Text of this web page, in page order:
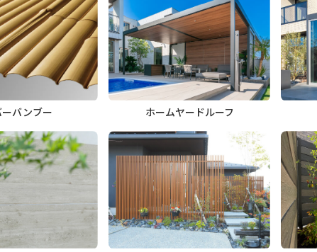
ーバンブー ホームヤードルーフ